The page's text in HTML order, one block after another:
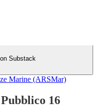
Substack
Marine (ARSMar)
16